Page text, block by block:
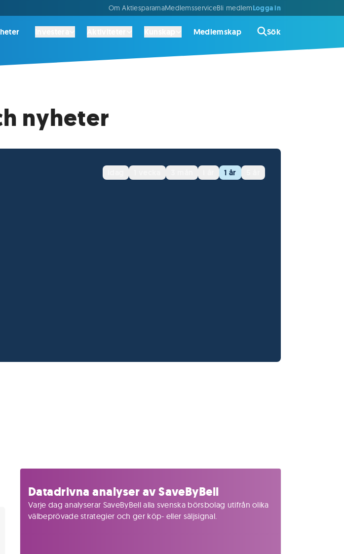
Om AktiespararnaMedlemsserviceBli medlemLogga in
Medlemskap Sök
nyheter
1 år
Datadrivna analyser av SaveByBell
Varje dag analyserar SaveByBell alla svenska börsbolag utifrån olika
välbeprövade strategier och ger köp- eller säljsignal.